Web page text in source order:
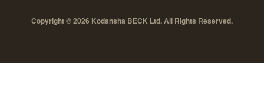
Copyright © 2026 Kodansha BECK Ltd. All Rights Reserved.